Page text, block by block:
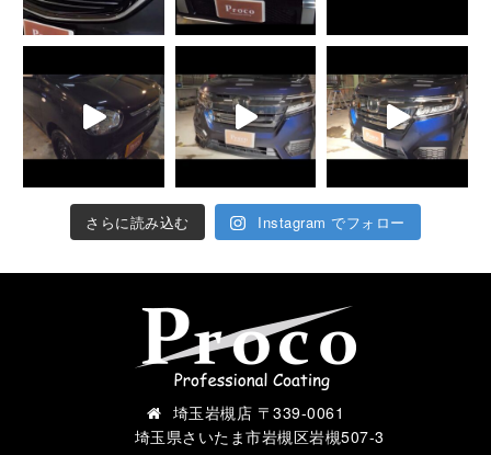
さらに読み込む Instagram でフォロー
埼玉岩槻店 〒339-0061
埼玉県さいたま市岩槻区岩槻507-3